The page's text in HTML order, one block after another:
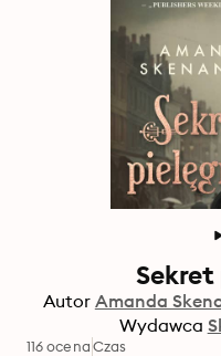
Autor Amanda
Wydawca
116 ocenaCzas